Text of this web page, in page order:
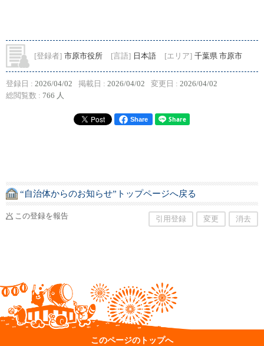
[登録者] 市原市役所 [言語] 日本語 [エリア] 千葉県 市原市
登録日 : 2026/04/02 掲載日 : 2026/04/02 変更日 : 2026/04/02
総閲覧数 : 766 人
Share
“自治体からのお知らせ”トップページへ戻る
この登録を報告 引用登録 変更 消去
このページのトップへ